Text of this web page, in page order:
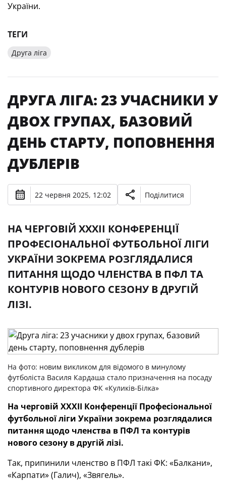
України.
ТЕГИ
Друга ліга
ДРУГА ЛІГА: 23 УЧАСНИКИ У
ДВОХ ГРУПАХ, БАЗОВИЙ
ДЕНЬ СТАРТУ, ПОПОВНЕННЯ
ДУБЛЕРІВ
22 червня 2025, 12:02 Поділитися
НА ЧЕРГОВІЙ ХХХII КОНФЕРЕНЦІЇ
ПРОФЕСІОНАЛЬНОЇ ФУТБОЛЬНОЇ ЛІГИ
УКРАЇНИ ЗОКРЕМА РОЗГЛЯДАЛИСЯ
ПИТАННЯ ЩОДО ЧЛЕНСТВА В ПФЛ ТА
КОНТУРІВ НОВОГО СЕЗОНУ В ДРУГІЙ
ЛІЗІ.
На фото: новим викликом для відомого в минулому
футболіста Василя Кардаша стало призначення на посаду
спортивного директора ФК «Куликів-Білка»
На черговій ХХХII Конференції Професіональної
футбольної ліги України зокрема розглядалися
питання щодо членства в ПФЛ та контурів
нового сезону в другій лізі.
Так, припинили членство в ПФЛ такі ФК: «Балкани»,
«Карпати» (Галич), «Звягель».